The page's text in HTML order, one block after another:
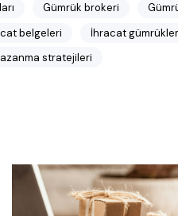
Gümrük brokeri
belgeleri İhracat
stratejileri